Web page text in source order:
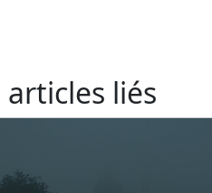
articles liés